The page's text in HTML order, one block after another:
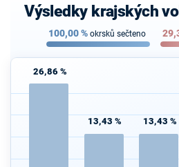
Výsledky krajských
100,00% okrsků sečteno
26,86 %
13,43 % 13,43 %